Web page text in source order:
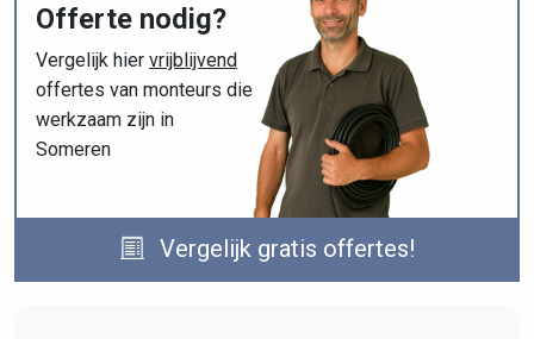
Offerte nodig?
Vergelijk hier vrijblijvend
offertes van monteurs die
werkzaam zijn in
Someren
Vergelijk gratis offertes!